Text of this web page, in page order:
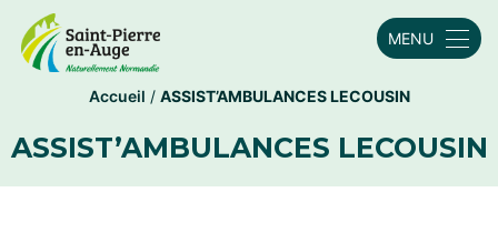
MENU
Accueil / ASSIST’AMBULANCES LECOUSIN
ASSIST’AMBULANCES LECOUSIN